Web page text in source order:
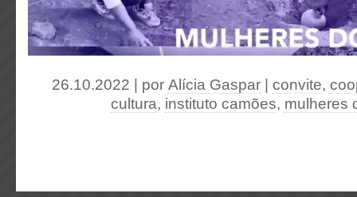
26.10.2022 | por Alícia Gaspar convite,
cultura, instituto camões, mulheres